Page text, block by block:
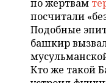
ОТКРЫТАЯ
БАСКЕТБОЛ
ВОЛЕЙБОЛ
КИБЕРСПОРТ
ИНФРАСТРУКТУРА
ИСТОРИЯ
КУЛЬТУРА
СПРАВОЧНИК
СПИСОК ПЕРСОН
СПИСОК
ПОЛНАЯ ВЕРСИЯ
по жертвам
посчитали
Подобные
башкир
Кто же такой